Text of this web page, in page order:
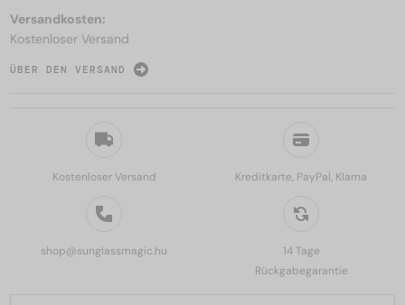
Kostenloser Versand Kreditkarte, PayPal, Klarna
shop@sunglassmagic.hu
14 Tage
Rückgabegarantie
Versandkosten:
Kostenloser Versand
ÜBER DEN VERSAND